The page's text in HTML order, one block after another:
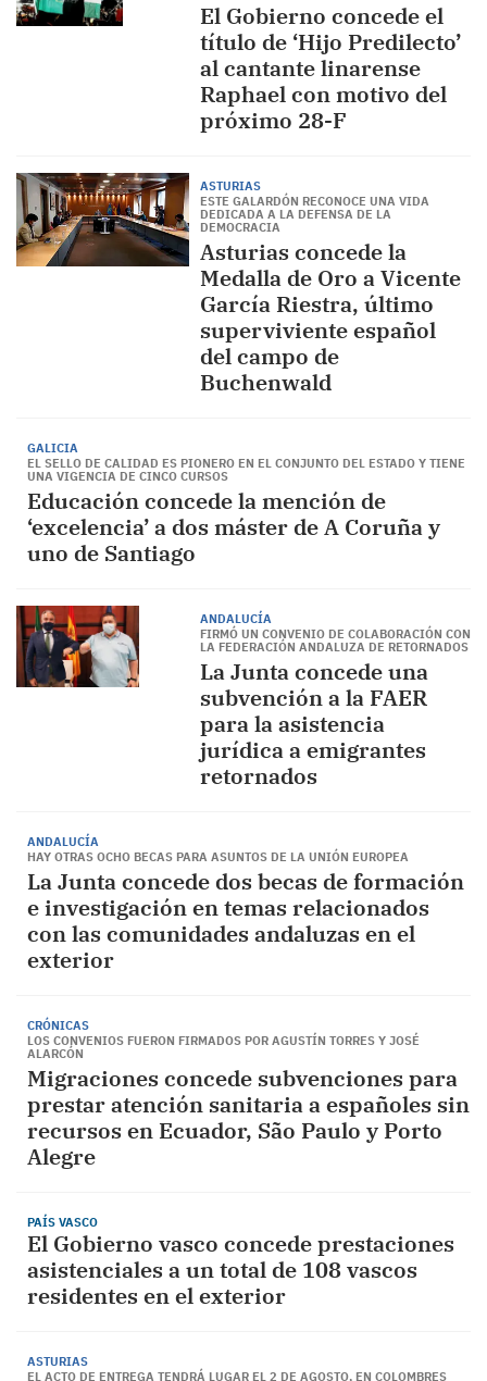
El Gobierno concede el
título de ‘Hijo Predilecto’
al cantante linarense
Raphael con motivo del
próximo 28-F
ASTURIAS
ESTE GALARDÓN RECONOCE UNA VIDA
DEDICADA A LA DEFENSA DE LA
DEMOCRACIA
Asturias concede la
Medalla de Oro a Vicente
García Riestra, último
superviviente español
del campo de
Buchenwald
GALICIA
EL SELLO DE CALIDAD ES PIONERO EN EL CONJUNTO DEL ESTADO Y TIENE
UNA VIGENCIA DE CINCO CURSOS
Educación concede la mención de
‘excelencia’ a dos máster de A Coruña y
uno de Santiago
ANDALUCÍA
FIRMÓ UN CONVENIO DE COLABORACIÓN CON
LA FEDERACIÓN ANDALUZA DE RETORNADOS
La Junta concede una
subvención a la FAER
para la asistencia
jurídica a emigrantes
retornados
ANDALUCÍA
HAY OTRAS OCHO BECAS PARA ASUNTOS DE LA UNIÓN EUROPEA
La Junta concede dos becas de formación
e investigación en temas relacionados
con las comunidades andaluzas en el
exterior
CRÓNICAS
LOS CONVENIOS FUERON FIRMADOS POR AGUSTÍN TORRES Y JOSÉ
ALARCÓN
Migraciones concede subvenciones para
prestar atención sanitaria a españoles sin
recursos en Ecuador, São Paulo y Porto
Alegre
PAÍS VASCO
El Gobierno vasco concede prestaciones
asistenciales a un total de 108 vascos
residentes en el exterior
ASTURIAS
EL ACTO DE ENTREGA TENDRÁ LUGAR EL 2 DE AGOSTO, EN COLOMBRES